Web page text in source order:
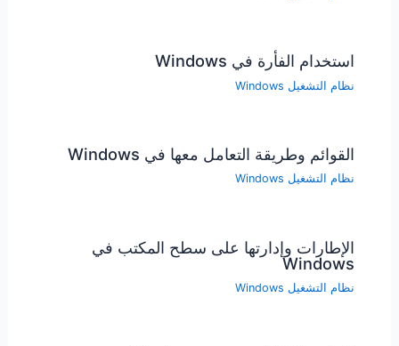
استخدام الفأرة في Windows
نظام التشغيل Windows
القوائم وطريقة التعامل معها في Windows
نظام التشغيل Windows
الإطارات وإدارتها على سطح المكتب في
Windows
نظام التشغيل Windows